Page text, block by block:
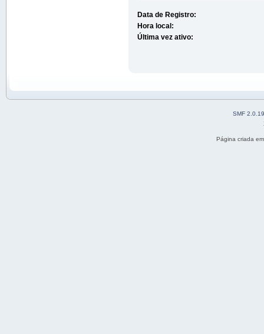
Data de Registro:
Hora local:
Última vez ativo:
SMF 2.0.19
Página criada